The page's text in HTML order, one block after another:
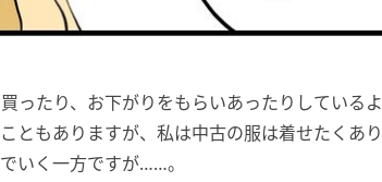
ったり、お下がりをもらいあったりしているよ
ともありますが、私は中古の服は着せたくあり
いく一方ですが……。